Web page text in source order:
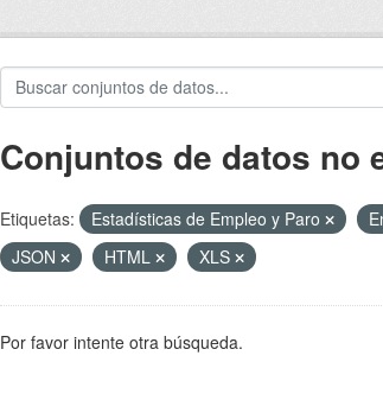
Conjuntos de datos no
Etiquetas: Estadísticas de Empleo y Paro
JSON
HTML XLS
Por favor intente otra búsqueda.